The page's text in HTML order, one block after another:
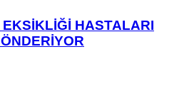
HASTALARI